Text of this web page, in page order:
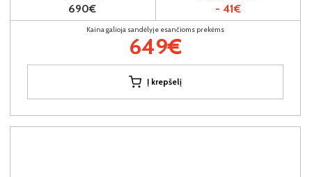
690€ - 41€
Kaina galioja sandėlyje esančioms prekėms
649€
Į krepšelį